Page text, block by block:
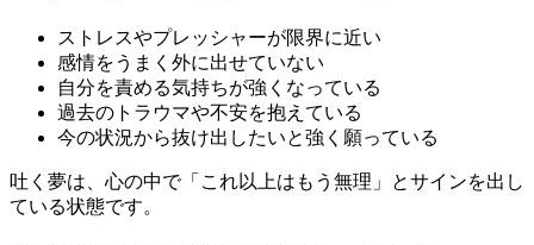
ストレスやプレッシャーが限界に近い
感情をうまく外に出せていない
自分を責める気持ちが強くなっている
過去のトラウマや不安を抱えている
今の状況から抜け出したいと強く願っている
吐く夢は、心の中で「これ以上はもう無理」とサインを出し
ている状態です。